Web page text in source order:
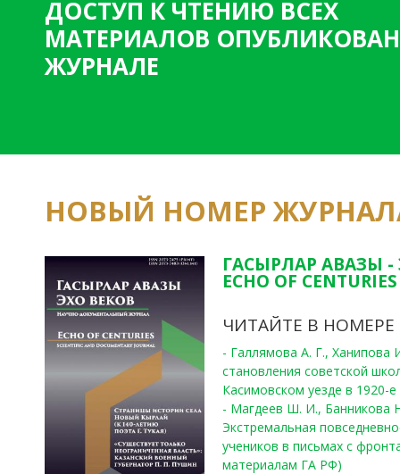
ДОСТУП К ЧТЕНИЮ ВСЕХ
МАТЕРИАЛОВ
ЖУРНАЛЕ
НОВЫЙ НОМЕР
ГАСЫРЛАР АВАЗЫ -
ECHO OF
ЧИТАЙТЕ В НОМЕРЕ
- Галлямова А. Г.,
становления советской
Касимовском уезде в 1920-е
- Магдеев Ш. И., Банникова
Экстремальная
учеников в письмах с
материалам ГА РФ)